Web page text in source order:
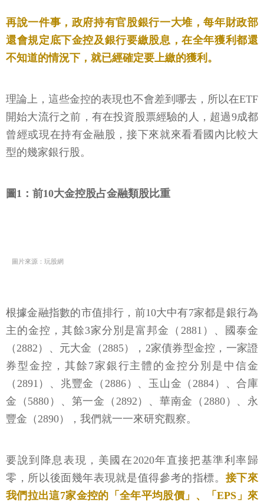
再說一件事，政府持有官股銀行一大堆，每年財政部
還會規定底下金控及銀行要繳股息，在全年獲利都還
不知道的情況下，就已經確定要上繳的獲利。
理論上，這些金控的表現也不會差到哪去，所以在ETF
開始大流行之前，有在投資股票經驗的人，超過9成都
曾經或現在持有金融股，接下來就來看看國內比較大
型的幾家銀行股。
圖1：前10大金控股占金融類股比重
圖片來源：玩股網
根據金融指數的市值排行，前10大中有7家都是銀行為
主的金控，其餘3家分別是富邦金（2881）、國泰金
（2882）、元大金（2885），2家債券型金控，一家證
券型金控，其餘7家銀行主體的金控分別是中信金
（2891）、兆豐金（2886）、玉山金（2884）、合庫
金（5880）、第一金（2892）、華南金（2880）、永
豐金（2890），我們就一一來研究觀察。
要說到降息表現，美國在2020年直接把基準利率歸
零，所以後面幾年表現就是值得參考的指標。 接下來
我們拉出這7家金控的「全年平均股價」、「EPS」來